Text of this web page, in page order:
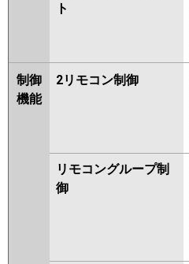
ト
制御
機能
2リモコン制御
リモコングループ制
御